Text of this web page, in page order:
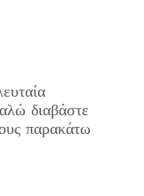
διαβάστε
παρακάτω